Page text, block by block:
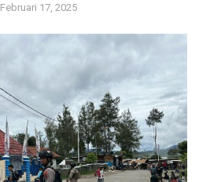
Februari 17, 2025